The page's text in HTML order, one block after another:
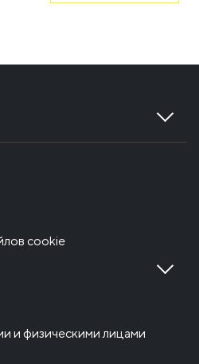
cookie
и физическими лицами